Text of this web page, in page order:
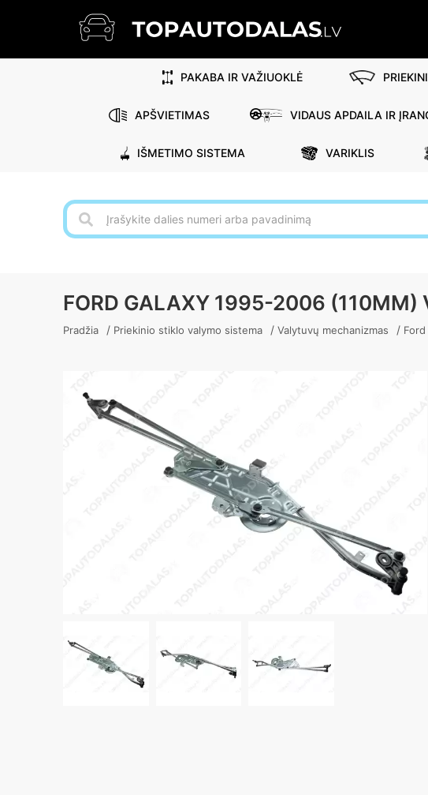
PAKABA IR VAŽIUOKLĖ
APŠVIETIMAS VIDAUS APDAILA IR
IŠMETIMO SISTEMA VARIKLIS
FORD GALAXY 1995-2006 (110MM)
Pradžia / Priekinio stiklo valymo sistema / Valytuvų mechanizmas /